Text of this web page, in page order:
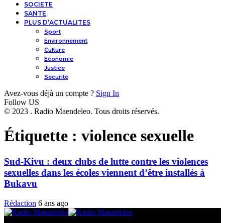
SOCIETE
SANTE
PLUS D’ACTUALITES
Sport
Environnement
Culture
Economie
Justice
Securité
Avez-vous déjà un compte ? Sign In
Follow US
© 2023 . Radio Maendeleo. Tous droits réservés.
Étiquette : violence sexuelle
Sud-Kivu : deux clubs de lutte contre les violences
sexuelles dans les écoles viennent d’être installés à
Bukavu
Rédaction 6 ans ago